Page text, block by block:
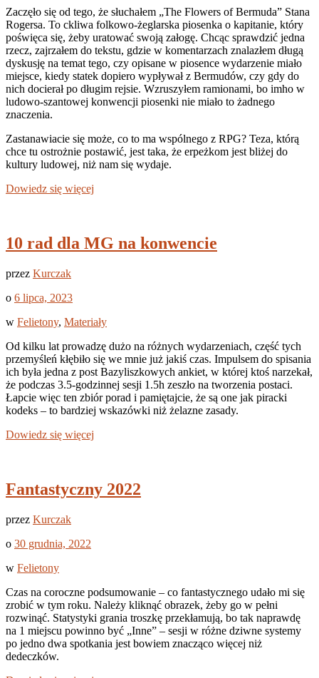
Zaczęło się od tego, że słuchałem „The Flowers of Bermuda” Stana
Rogersa. To ckliwa folkowo-żeglarska piosenka o kapitanie, który
poświęca się, żeby uratować swoją załogę. Chcąc sprawdzić jedna
rzecz, zajrzałem do tekstu, gdzie w komentarzach znalazłem długą
dyskusję na temat tego, czy opisane w piosence wydarzenie miało
miejsce, kiedy statek dopiero wypływał z Bermudów, czy gdy do
nich docierał po długim rejsie. Wzruszyłem ramionami, bo imho w
ludowo-szantowej konwencji piosenki nie miało to żadnego
znaczenia.
Zastanawiacie się może, co to ma wspólnego z RPG? Teza, którą
chce tu ostrożnie postawić, jest taka, że erpeżkom jest bliżej do
kultury ludowej, niż nam się wydaje.
Dowiedz się więcej
10 rad dla MG na konwencie
przez Kurczak
o 6 lipca, 2023
w Felietony, Materiały
Od kilku lat prowadzę dużo na różnych wydarzeniach, część tych
przemyśleń kłębiło się we mnie już jakiś czas. Impulsem do spisania
ich była jedna z post Bazyliszkowych ankiet, w której ktoś narzekał,
że podczas 3.5-godzinnej sesji 1.5h zeszło na tworzenia postaci.
Łapcie więc ten zbiór porad i pamiętajcie, że są one jak piracki
kodeks – to bardziej wskazówki niż żelazne zasady.
Dowiedz się więcej
Fantastyczny 2022
przez Kurczak
o 30 grudnia, 2022
w Felietony
Czas na coroczne podsumowanie – co fantastycznego udało mi się
zrobić w tym roku. Należy kliknąć obrazek, żeby go w pełni
rozwinąć. Statystyki grania troszkę przekłamują, bo tak naprawdę
na 1 miejscu powinno być „Inne” – sesji w różne dziwne systemy
po jedno dwa spotkania jest bowiem znacząco więcej niż
dedeczków.